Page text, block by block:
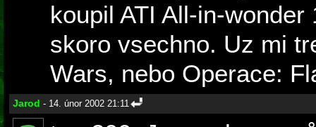
koupil ATI All-in-
skoro vsechno. Uz mi
Wars, nebo Operace:
Jarod - 14. únor 2002 21:11